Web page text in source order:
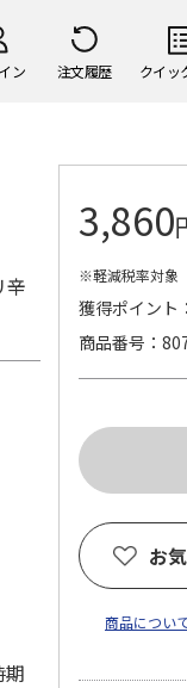
ン 注文履歴 クイッ
辛
3,860
※軽減税率対象
獲得ポイント
商品番号
お
商品につい